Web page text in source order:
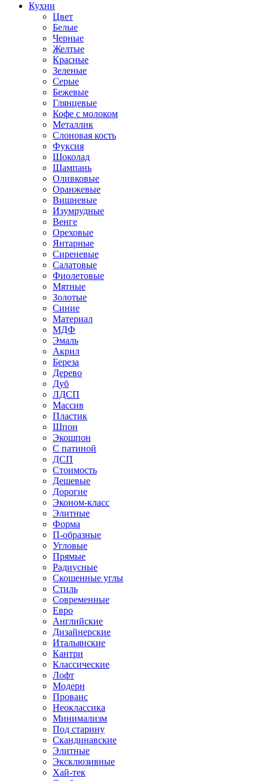
Кухни
Цвет
Белые
Черные
Желтые
Красные
Зеленые
Серые
Бежевые
Глянцевые
Кофе с молоком
Металлик
Слоновая кость
Фуксия
Шоколад
Шампань
Оливковые
Оранжевые
Вишневые
Изумрудные
Венге
Ореховые
Янтарные
Сиреневые
Салатовые
Фиолетовые
Мятные
Золотые
Синие
Материал
МДФ
Эмаль
Акрил
Береза
Дерево
Дуб
ЛДСП
Массив
Пластик
Шпон
Экошпон
С патиной
ДСП
Стоимость
Дешевые
Дорогие
Эконом-класс
Элитные
Форма
П-образные
Угловые
Прямые
Радиусные
Скошенные углы
Стиль
Современные
Евро
Английские
Дизайнерские
Итальянские
Кантри
Классические
Лофт
Модерн
Прованс
Неоклассика
Минимализм
Под старину
Скандинавские
Элитные
Эксклюзивные
Хай-тек